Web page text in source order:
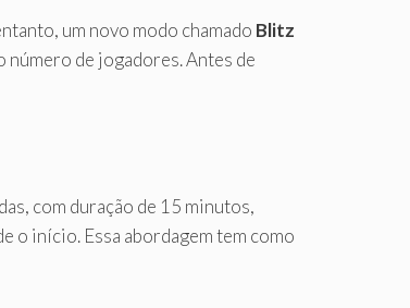
um novo modo chamado Blitz
de jogadores. Antes de
com duração de 15 minutos,
o início. Essa abordagem tem como